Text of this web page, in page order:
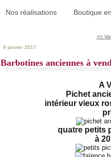
Nos réalisations Boutique
<<
9 janvier 2017
Barbotines anciennes à
A
Pichet
intérieur vieux
quatre petits
à